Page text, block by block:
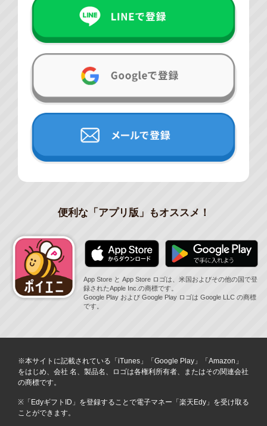
便利な「アプリ版」もオススメ！
App Store と App Store ロゴは、米国およびその他の国で登
録されたApple Inc.の商標です。
Google Play および Google Play ロゴは Google LLC の商標
です。
※本サイトに記載されている「iTunes」「Google Play」「Amazon」
をはじめ、会社 名、製品名、ロゴは各権利所有者、またはその関連会社
の商標です。
※「EdyギフトID」を登録することで電子マネー「楽天Edy」を受け取る
ことができます。